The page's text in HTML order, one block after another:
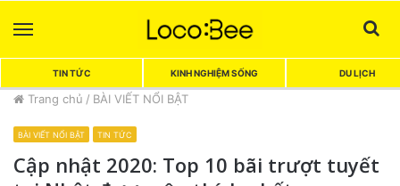
TIN TỨC KINH NGHIỆM SỐNG DU LỊCH
Trang chủ / BÀI VIẾT NỔI BẬT
BÀI VIẾT NỔI BẬT TIN TỨC
Cập nhật 2020: Top 10 bãi trượt tuyết